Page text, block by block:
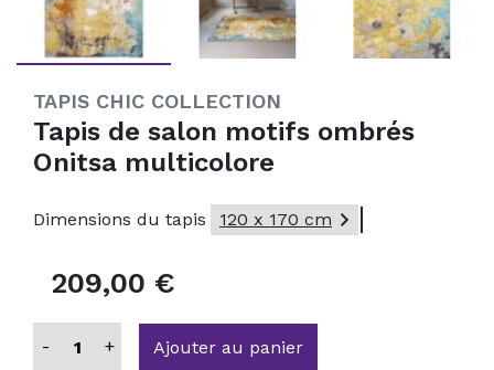
TAPIS CHIC COLLECTION
Tapis de salon motifs ombrés
Onitsa multicolore
Dimensions du tapis 120 x 170 cm 
209,00 €
- + Ajouter au panier